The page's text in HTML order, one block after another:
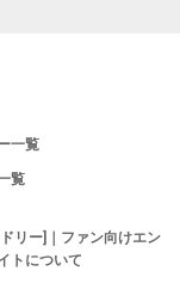
一覧
覧
リー]｜ファン向けエン
トについて